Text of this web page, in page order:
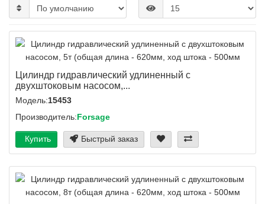
Цилиндр гидравлический удлиненный с
двухштоковым насосом,...
Модель:15453
Производитель:Forsage
Купить Быстрый заказ